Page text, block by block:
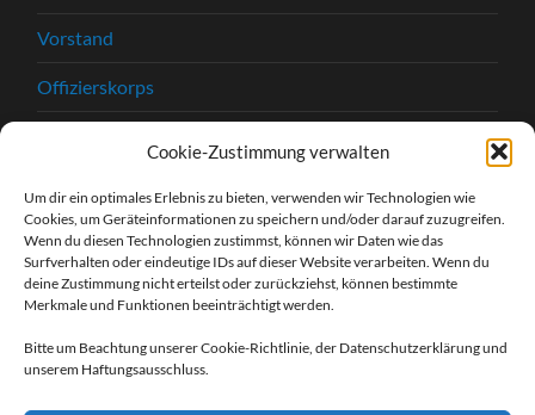
Cookie-Zustimmung verwalten
Um dir ein optimales Erlebnis zu bieten, verwenden wir Technologien wie
Cookies, um Geräteinformationen zu speichern und/oder darauf zuzugreifen.
Wenn du diesen Technologien zustimmst, können wir Daten wie das
Surfverhalten oder eindeutige IDs auf dieser Website verarbeiten. Wenn du
deine Zustimmung nicht erteilst oder zurückziehst, können bestimmte
Merkmale und Funktionen beeinträchtigt werden.
Bitte um Beachtung unserer Cookie-Richtlinie, der Datenschutzerklärung und
unserem Haftungsausschluss.
Vorstand
Offizierskorps
Beitrittserklärung
Kontakt
Unsere Sponsoren